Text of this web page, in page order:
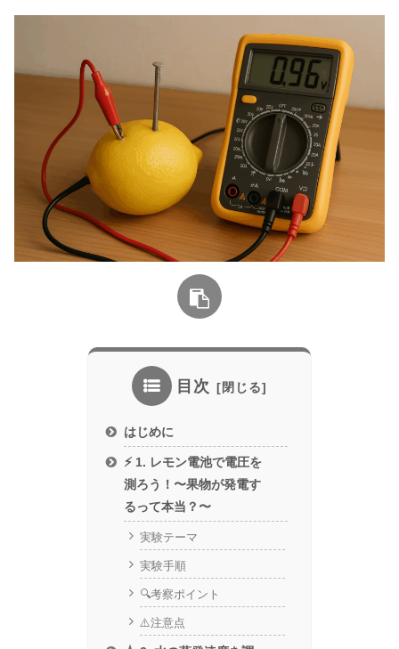
目次
はじめに
⚡ 1. レモン電池で電圧を
測ろう！〜果物が発電す
るって本当？〜
実験テーマ
実験手順
🔍考察ポイント
⚠️注意点